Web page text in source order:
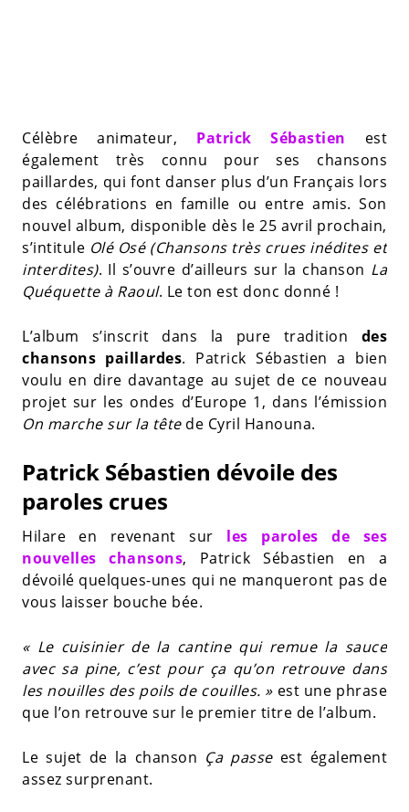
Célèbre animateur, Patrick Sébastien est
également très connu pour ses chansons
paillardes, qui font danser plus d’un Français lors
des célébrations en famille ou entre amis. Son
nouvel album, disponible dès le 25 avril prochain,
s’intitule Olé Osé (Chansons très crues inédites et
interdites). Il s’ouvre d’ailleurs sur la chanson La
Quéquette à Raoul. Le ton est donc donné !
L’album s’inscrit dans la pure tradition des
chansons paillardes. Patrick Sébastien a bien
voulu en dire davantage au sujet de ce nouveau
projet sur les ondes d’Europe 1, dans l’émission
On marche sur la têtede Cyril Hanouna.
Patrick Sébastien dévoile des
paroles crues
Hilare en revenant sur les paroles de ses
nouvelles chansons, Patrick Sébastien en a
dévoilé quelques-unes qui ne manqueront pas de
vous laisser bouche bée.
« Le cuisinier de la cantine qui remue la sauce
avec sa pine, c’est pour ça qu’on retrouve dans
les nouilles des poils de couilles. »est une phrase
que l’on retrouve sur le premier titre de l’album.
Le sujet de la chanson Ça passeest également
assez surprenant.